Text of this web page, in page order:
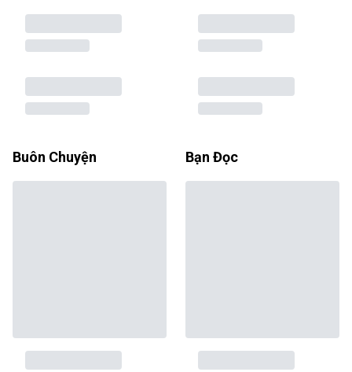
Buôn Chuyện Bạn Đọc